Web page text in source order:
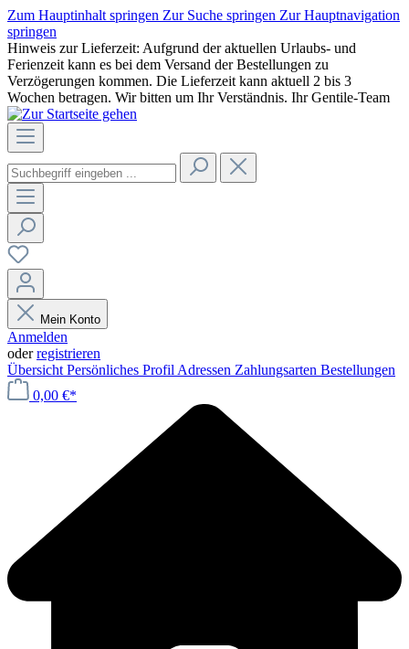
Zum Hauptinhalt springen Zur Suche springen Zur Hauptnavigation
springen
Hinweis zur Lieferzeit: Aufgrund der aktuellen Urlaubs- und
Ferienzeit kann es bei dem Versand der Bestellungen zu
Verzögerungen kommen. Die Lieferzeit kann aktuell 2 bis 3
Wochen betragen. Wir bitten um Ihr Verständnis. Ihr Gentile-Team
Mein Konto
Anmelden
oderregistrieren
Übersicht Persönliches Profil Adressen Zahlungsarten Bestellungen
0,00 €*